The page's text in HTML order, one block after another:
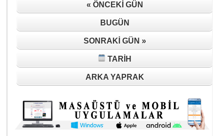
« ÖNCEKI GÜN
BUGÜN
SONRAKI GÜN »
TARIH
ARKA YAPRAK